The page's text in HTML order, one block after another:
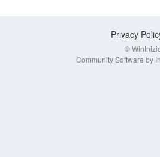
Privacy
©
Community Software by